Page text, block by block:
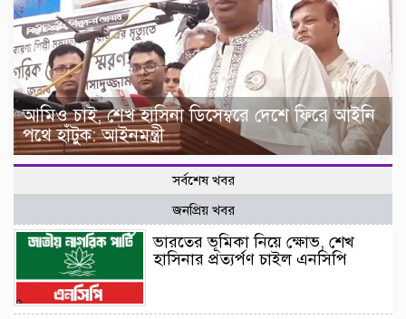
আমিও চাই, শেখ হাসিনা ডিসেম্বরে দেশে ফিরে আইনি
পথে হাঁটুক: আইনমন্ত্রী
সর্বশেষ খবর
জনপ্রিয় খবর
ভারতের ভূমিকা নিয়ে ক্ষোভ, শেখ
হাসিনার প্রত্যর্পণ চাইল এনসিপি